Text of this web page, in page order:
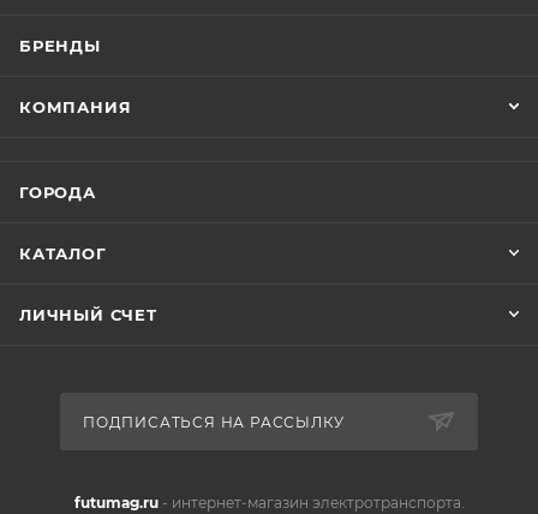
города.
БРЕНДЫ
КОМПАНИЯ
ГОРОДА
КАТАЛОГ
ЛИЧНЫЙ СЧЕТ
ПОДПИСАТЬСЯ НА РАССЫЛКУ
futumag.ru- интернет-магазин электротранспорта.